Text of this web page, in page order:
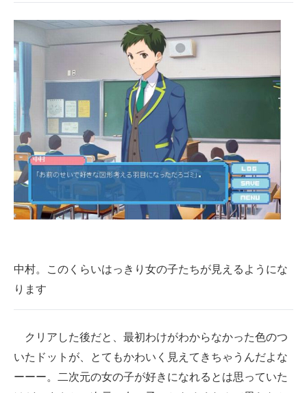
中村。このくらいはっきり女の子たちが見えるようにな
ります
クリアした後だと、最初わけがわからなかった色のつ
いたドットが、とてもかわいく見えてきちゃうんだよな
ーーー。二次元の女の子が好きになれるとは思っていた